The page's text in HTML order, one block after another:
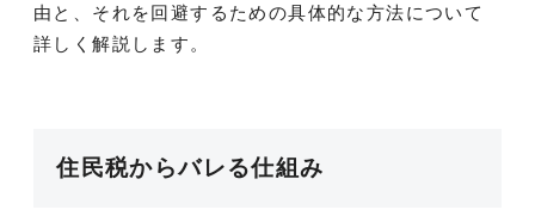
由と、それを回避するための具体的な方法について
詳しく解説します。
住民税からバレる仕組み